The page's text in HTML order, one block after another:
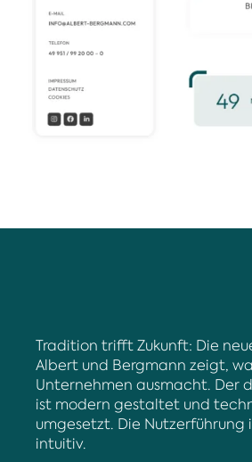
Tradition trifft Zukunft: Die
Albert und Bergmann zeigt,
Unternehmen ausmacht. Der
ist modern gestaltet und
umgesetzt. Die Nutzerführung
intuitiv.